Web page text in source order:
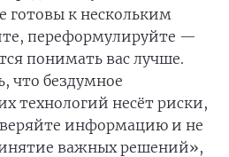
готовы к нескольким
переформулируйте —
понимать вас лучше.
что бездумное
технологий несёт риски,
информацию и не
важных решений»,